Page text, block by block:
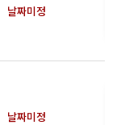
날짜미정
날짜미정